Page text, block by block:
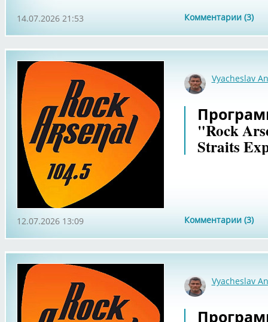
Комментарии (3)
14.07.2026 21:53
Vyacheslav
"Rock
Straits
Комментарии (3)
12.07.2026 13:09
Vyacheslav